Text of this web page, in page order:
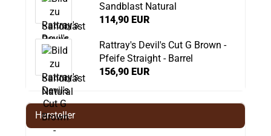
Sandblast Natural
114,90 EUR
Rattray's Devil's Cut G Brown -
Pfeife Straight - Barrel
156,90 EUR
Hersteller